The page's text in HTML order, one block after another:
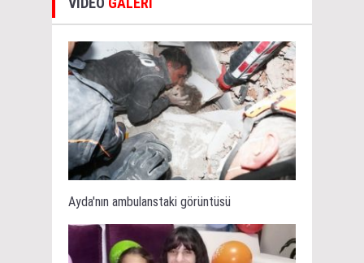
Ayda'nın ambulanstaki görüntüsü